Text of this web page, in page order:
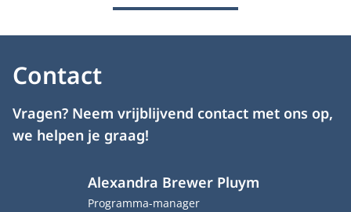
Contact
Vragen? Neem vrijblijvend contact met ons op,
we helpen je graag!
Alexandra Brewer Pluym
Functietitel
Programma-manager